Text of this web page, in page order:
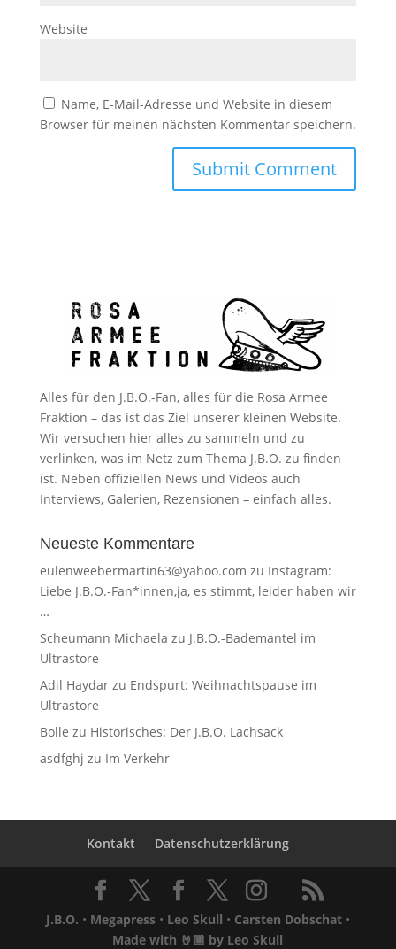
Website
Name, E-Mail-Adresse und Website in diesem
Browser für meinen nächsten Kommentar speichern.
Alles für den J.B.O.-Fan, alles für die Rosa Armee
Fraktion – das ist das Ziel unserer kleinen Website.
Wir versuchen hier alles zu sammeln und zu
verlinken, was im Netz zum Thema J.B.O. zu finden
ist. Neben offiziellen News und Videos auch
Interviews, Galerien, Rezensionen – einfach alles.
Neueste Kommentare
eulenweebermartin63@yahoo.com zu Instagram:
Liebe J.B.O.-Fan*innen,ja, es stimmt, leider haben wir
…
Scheumann Michaela zu J.B.O.-Bademantel im
Ultrastore
Adil Haydarzu Endspurt: Weihnachtspause im
Ultrastore
Bolle zu Historisches: Der J.B.O. Lachsack
asdfghj zu Im Verkehr
Kontakt Datenschutzerklärung
J.B.O. • Megapress• Leo Skull • Carsten Dobschat•
Made with 🤘🏼 by Leo Skull